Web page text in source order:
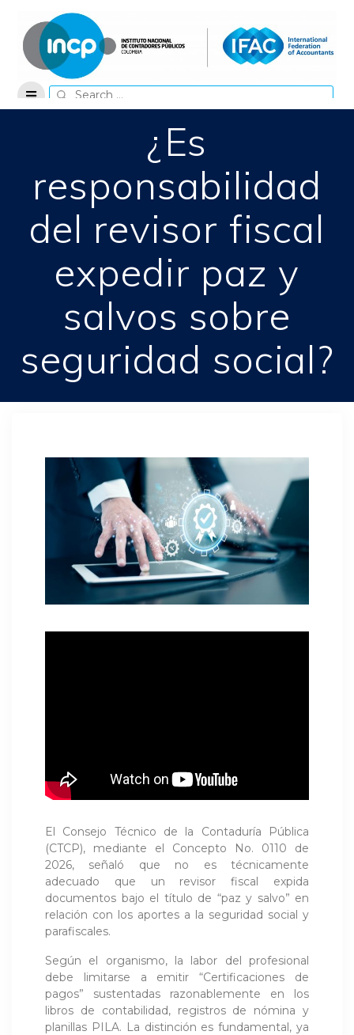
content
Search
for:
¿Es
responsabilidad
del revisor fiscal
expedir paz y
salvos sobre
seguridad social?
El Consejo Técnico de la Contaduría Pública
(CTCP), mediante el Concepto No. 0110 de
2026, señaló que no es técnicamente
adecuado que un revisor fiscal expida
documentos bajo el título de “paz y salvo” en
relación con los aportes a la seguridad social y
parafiscales.
Según el organismo, la labor del profesional
debe limitarse a emitir “Certificaciones de
pagos” sustentadas razonablemente en los
libros de contabilidad, registros de nómina y
planillas PILA. La distinción es fundamental, ya